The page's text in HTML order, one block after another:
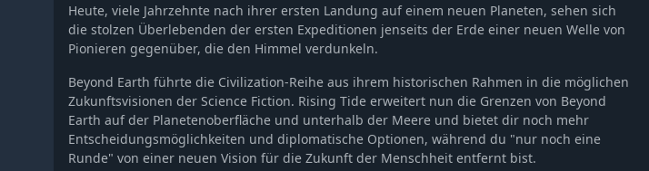
Heute, viele Jahrzehnte nach ihrer ersten Landung auf einem neuen Planeten, sehen sich
die stolzen Überlebenden der ersten Expeditionen jenseits der Erde einer neuen Welle von
Pionieren gegenüber, die den Himmel verdunkeln.
Beyond Earth führte die Civilization-Reihe aus ihrem historischen Rahmen in die möglichen
Zukunftsvisionen der Science Fiction. Rising Tide erweitert nun die Grenzen von Beyond
Earth auf der Planetenoberfläche und unterhalb der Meere und bietet dir noch mehr
Entscheidungsmöglichkeiten und diplomatische Optionen, während du "nur noch eine
Runde" von einer neuen Vision für die Zukunft der Menschheit entfernt bist.